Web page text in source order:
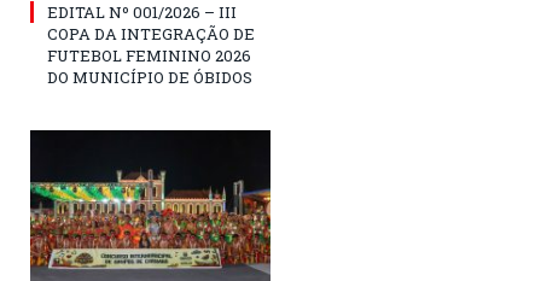
EDITAL Nº 001/2026 – III
COPA DA INTEGRAÇÃO DE
FUTEBOL FEMININO 2026
DO MUNICÍPIO DE ÓBIDOS